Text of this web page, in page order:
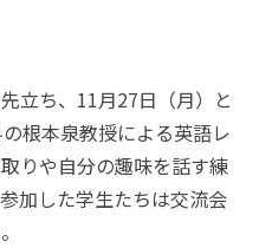
立ち、11月27日（月）と
根本泉教授による英語レ
りや自分の趣味を話す練
加した学生たちは交流会